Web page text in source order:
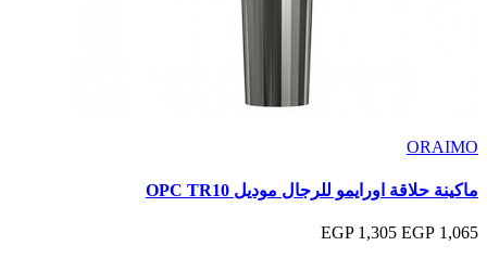
ORAIMO
ماكينة حلاقة اورايمو للرجال موديل OPC TR10
1,065 EGP
1,305 EGP